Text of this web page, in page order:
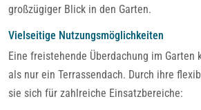
großzügiger Blick in den Garten.
Vielseitige Nutzungsmöglichkeiten
Eine freistehende Überdachung im Garten
als nur ein Terrassendach. Durch ihre
sie sich für zahlreiche Einsatzbereiche: